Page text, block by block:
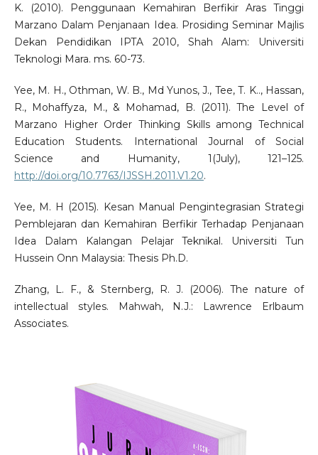
K. (2010). Penggunaan Kemahiran Berfikir Aras Tinggi
Marzano Dalam Penjanaan Idea. Prosiding Seminar Majlis
Dekan Pendidikan IPTA 2010, Shah Alam: Universiti
Teknologi Mara. ms. 60-73.
Yee, M. H., Othman, W. B., Md Yunos, J., Tee, T. K.., Hassan,
R., Mohaffyza, M., & Mohamad, B. (2011). The Level of
Marzano Higher Order Thinking Skills among Technical
Education Students. International Journal of Social
Science and Humanity, 1(July), 121–125.
http://doi.org/10.7763/IJSSH.2011.V1.20.
Yee, M. H (2015). Kesan Manual Pengintegrasian Strategi
Pemblejaran dan Kemahiran Berfikir Terhadap Penjanaan
Idea Dalam Kalangan Pelajar Teknikal. Universiti Tun
Hussein Onn Malaysia: Thesis Ph.D.
Zhang, L. F., & Sternberg, R. J. (2006). The nature of
intellectual styles. Mahwah, N.J.: Lawrence Erlbaum
Associates.